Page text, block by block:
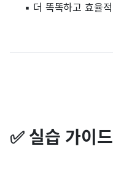
⠀⠀▪️ 더 똑똑하고 효율
✅ 실습 가이드